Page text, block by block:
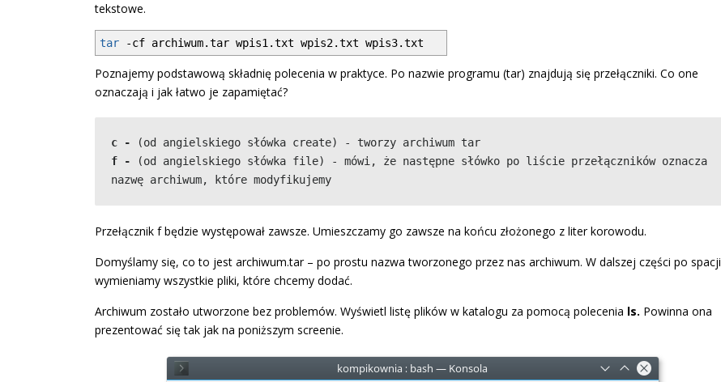
tekstowe.
tar -cf archiwum.tar wpis1.txt wpis2.txt wpis3.txt
Poznajemy podstawową składnię polecenia w praktyce. Po nazwie programu (tar) znajdują się przełączniki. Co one
oznaczają i jak łatwo je zapamiętać?
c - (od angielskiego słówka create) - tworzy archiwum tar
f - (od angielskiego słówka file) - mówi, że następne słówko po liście przełączników oznacza
nazwę archiwum, które modyfikujemy
Przełącznik f będzie występował zawsze. Umieszczamy go zawsze na końcu złożonego z liter korowodu.
Domyślamy się, co to jest archiwum.tar – po prostu nazwa tworzonego przez nas archiwum. W dalszej części po spacji
wymieniamy wszystkie pliki, które chcemy dodać.
Archiwum zostało utworzone bez problemów. Wyświetl listę plików w katalogu za pomocą polecenia ls. Powinna ona
prezentować się tak jak na poniższym screenie.